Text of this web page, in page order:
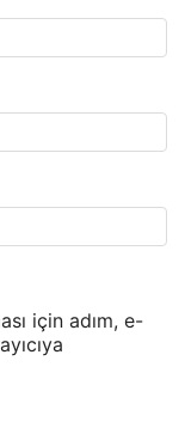
için adım, e-